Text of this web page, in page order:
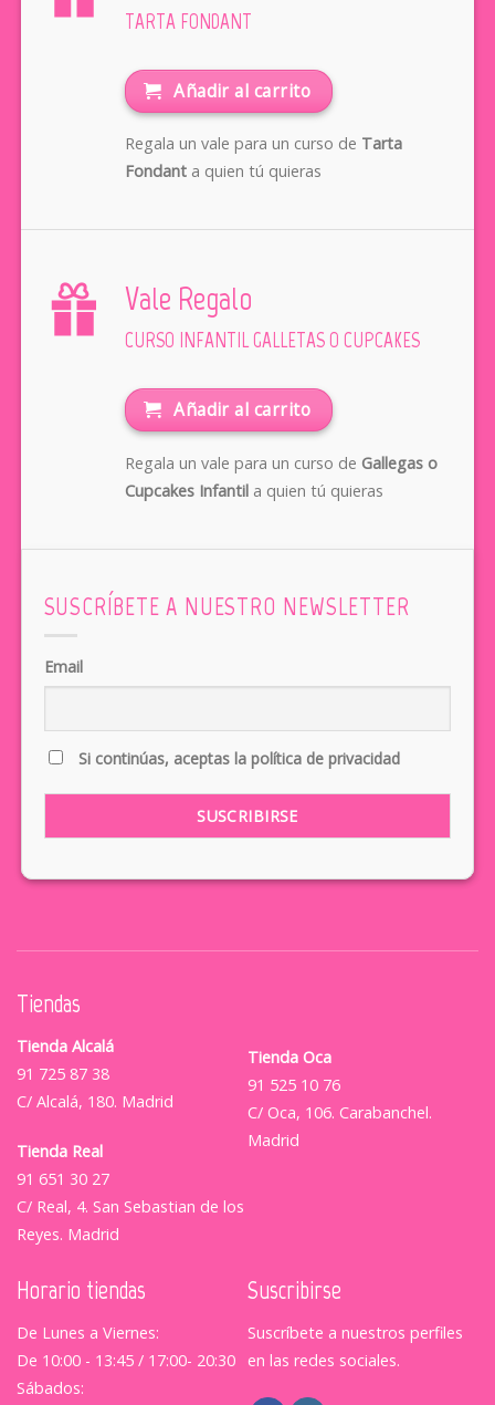
TARTA FONDANT
Añadir al carrito
Regala un vale para un curso de Tarta
Fondanta quien tú quieras
Vale Regalo
CURSO INFANTIL GALLETAS O CUPCAKES
Añadir al carrito
Regala un vale para un curso de Gallegas o
Cupcakes Infantila quien tú quieras
SUSCRÍBETE A NUESTRO NEWSLETTER
Email
Si continúas, aceptas la política de privacidad
Tiendas
Tienda Alcalá
91 725 87 38
C/ Alcalá, 180. Madrid
Tienda Real
91 651 30 27
C/ Real, 4. San Sebastian de los
Reyes. Madrid
Tienda Oca
91 525 10 76
C/ Oca, 106. Carabanchel.
Madrid
Horario tiendas
De Lunes a Viernes:
De 10:00 - 13:45 / 17:00- 20:30
Sábados:
Suscribirse
Suscríbete a nuestros perfiles
en las redes sociales.